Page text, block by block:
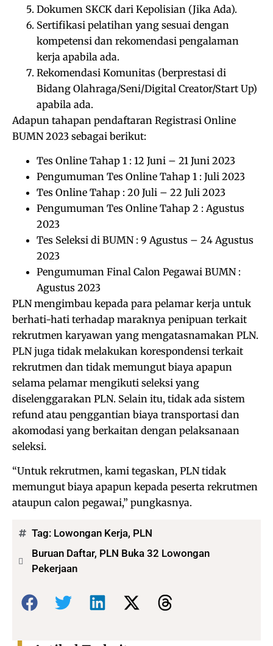
Dokumen SKCK dari Kepolisian (Jika Ada).
Sertifikasi pelatihan yang sesuai dengan
kompetensi dan rekomendasi pengalaman
kerja apabila ada.
Rekomendasi Komunitas (berprestasi di
Bidang Olahraga/Seni/Digital Creator/Start Up)
apabila ada.
Adapun tahapan pendaftaran Registrasi Online
BUMN 2023 sebagai berikut:
Tes Online Tahap 1 : 12 Juni – 21 Juni 2023
Pengumuman Tes Online Tahap 1 : Juli 2023
Tes Online Tahap : 20 Juli – 22 Juli 2023
Pengumuman Tes Online Tahap 2 : Agustus
2023
Tes Seleksi di BUMN : 9 Agustus – 24 Agustus
2023
Pengumuman Final Calon Pegawai BUMN :
Agustus 2023
PLN mengimbau kepada para pelamar kerja untuk
berhati-hati terhadap maraknya penipuan terkait
rekrutmen karyawan yang mengatasnamakan PLN.
PLN juga tidak melakukan korespondensi terkait
rekrutmen dan tidak memungut biaya apapun
selama pelamar mengikuti seleksi yang
diselenggarakan PLN. Selain itu, tidak ada sistem
refund atau penggantian biaya transportasi dan
akomodasi yang berkaitan dengan pelaksanaan
seleksi.
“Untuk rekrutmen, kami tegaskan, PLN tidak
memungut biaya apapun kepada peserta rekrutmen
ataupun calon pegawai,” pungkasnya.
Tag: Lowongan Kerja, PLN
Buruan Daftar, PLN Buka 32 Lowongan
Pekerjaan
Bagikan: